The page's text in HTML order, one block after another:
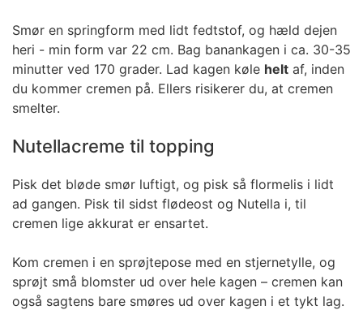
Smør en springform med lidt fedtstof, og hæld dejen
heri - min form var 22 cm. Bag banankagen i ca. 30-35
minutter ved 170 grader. Lad kagen køle helt af, inden
du kommer cremen på. Ellers risikerer du, at cremen
smelter.
Nutellacreme til topping
Pisk det bløde smør luftigt, og pisk så flormelis i lidt
ad gangen. Pisk til sidst flødeost og Nutella i, til
cremen lige akkurat er ensartet.
Kom cremen i en sprøjtepose med en stjernetylle, og
sprøjt små blomster ud over hele kagen – cremen kan
også sagtens bare smøres ud over kagen i et tykt lag.